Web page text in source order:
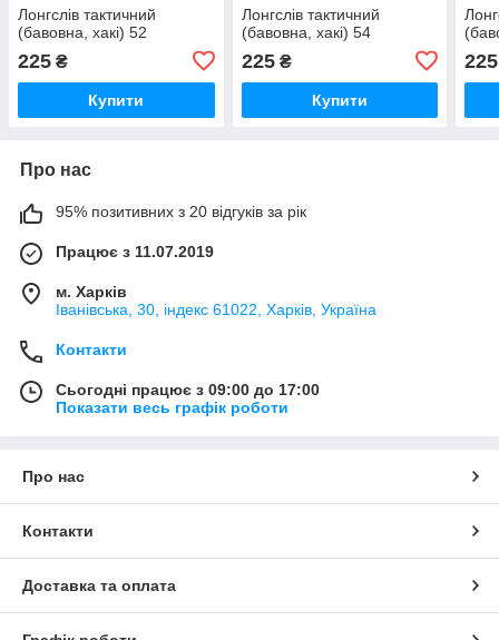
Лонгслів тактичний
(бавовна, хакі) 52
225 ₴
Купити
Лонгслів тактичний
(бавовна, хакі) 54
225₴
Купити
225
Про нас
95% позитивних з 20 відгуків за рік
Працює з 11.07.2019
м. Харків
Іванівська, 30, індекс 61022, Харків, Україна
Контакти
Сьогодні працює з 09:00 до 17:00
Показати весь графік роботи
Про нас
Контакти
Доставка та оплата